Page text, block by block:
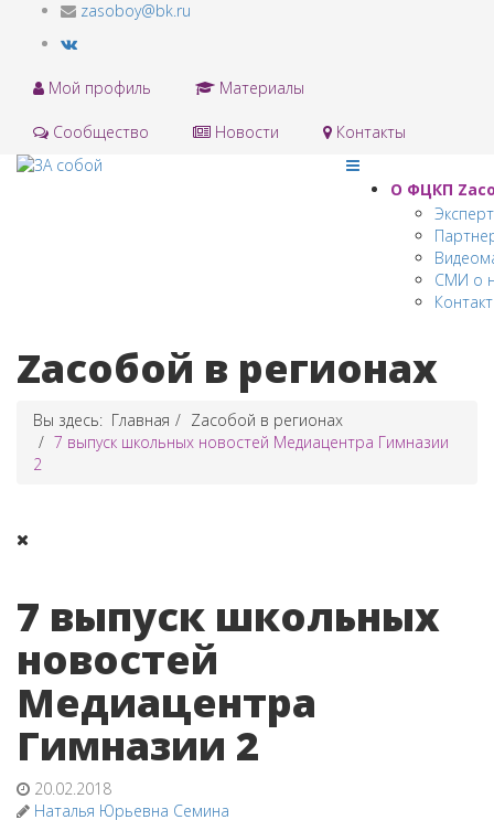
zasoboy@bk.ru
Мой профиль Материалы
Сообщество Новости Контакты
О ФЦКП
СМИ о
Zaсобой в регионах
Вы здесь: Главная
Zaсобой в регионах
7 выпуск школьных новостей Медиацентра Гимназии
2
7 выпуск школьных
новостей
Медиацентра
Гимназии 2
20.02.2018
Наталья Юрьевна Семина